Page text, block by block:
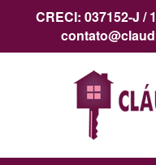
CRECI: 037152-J /